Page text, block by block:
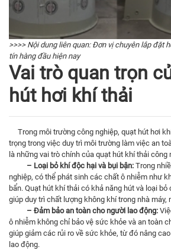
>>>> Nội dung liên quan: Đơn vị chuyên lắp đặt
tín hàng đầu hiện nay
Vai trò quan trọn
hút hơi khí thải
Trong môi trường công nghiệp, quạt hút hơi
trọng trong việc duy trì môi trường làm việc an
là những vai trò chính của quạt hút khí thải công
– Loại bỏ khí độc hại và bụi bận: Trong
nghiệp, có thể phát sinh các chất ô nhiễm như
bẩn. Quạt hút khí thải có khả năng hút và loại bỏ
giúp duy trì chất lượng không khí trong nhà máy,
– Đảm bảo an toàn cho người lao động:
ô nhiễm không chỉ bảo vệ sức khỏe và an toàn
giúp giảm các rủi ro về sức khỏe, từ đó nâng
lao động.